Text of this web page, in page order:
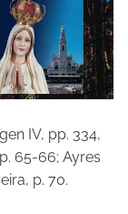
IV, pp. 334,
65-66; Ayres
p. 70.